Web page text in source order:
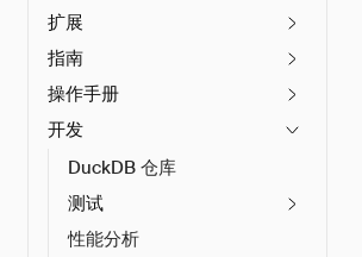
扩展
指南
操作手册
开发
DuckDB 仓库
测试
性能分析